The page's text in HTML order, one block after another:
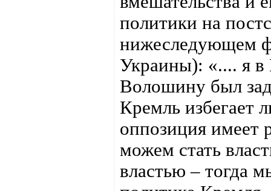
политики на
нижеследующем
Украины): «.... я в
Волошину был
Кремль избегает
оппозиция имеет
можем стать
властью – тогда